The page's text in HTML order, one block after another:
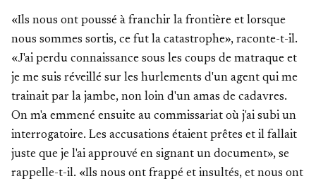
«Ils nous ont poussé à franchir la frontière et lorsque
nous sommes sortis, ce fut la catastrophe», raconte-t-il.
«J'ai perdu connaissance sous les coups de matraque et
je me suis réveillé sur les hurlements d'un agent qui me
trainait par la jambe, non loin d'un amas de cadavres.
On m'a emmené ensuite au commissariat où j'ai subi un
interrogatoire. Les accusations étaient prêtes et il fallait
juste que je l'ai approuvé en signant un document», se
rappelle-t-il. «Ils nous ont frappé et insultés, et nous ont